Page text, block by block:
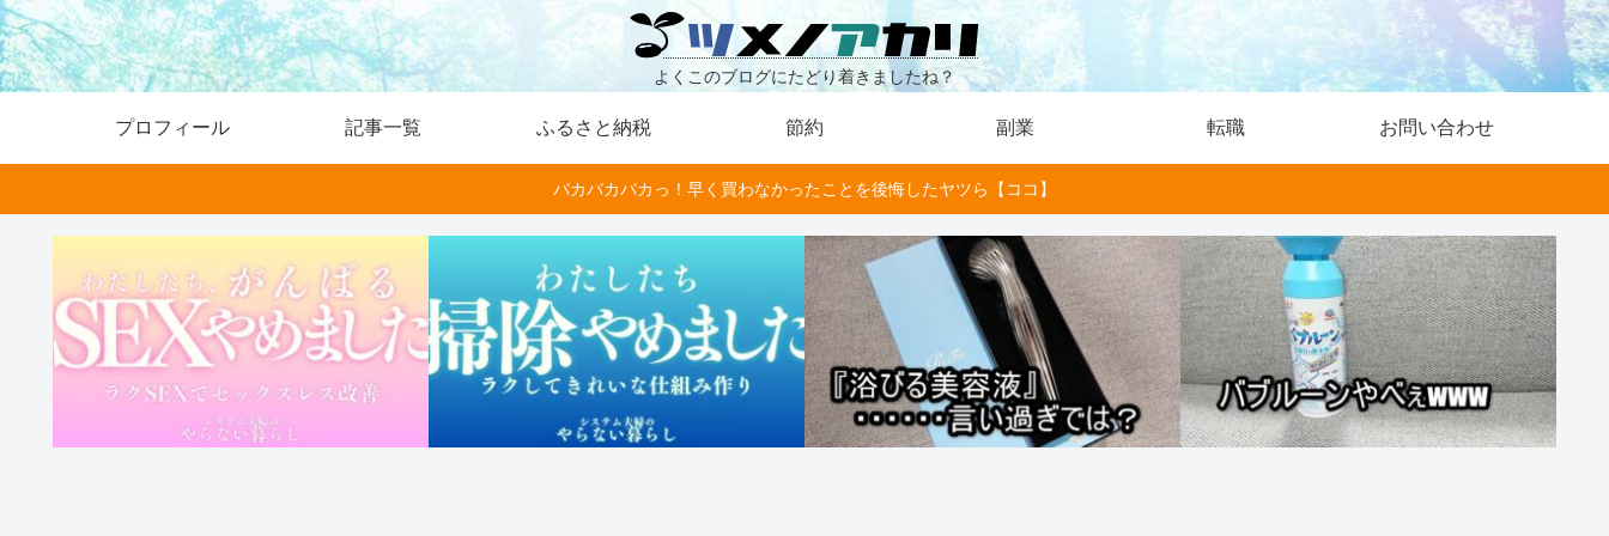
よくこのブログにたどり着きましたね？
プロフィール 記事一覧 ふるさと納税 節約 副業 転職 お問い合わせ
バカバカバカっ！早く買わなかったことを後悔したヤツら【ココ】